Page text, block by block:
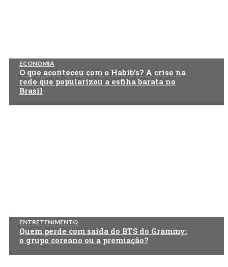
ECONOMIA
O que aconteceu com o Habib’s? A crise na
rede que popularizou a esfiha barata no
Brasil
ENTRETENIMENTO
Quem perde com saída do BTS do Grammy:
o grupo coreano ou a premiação?